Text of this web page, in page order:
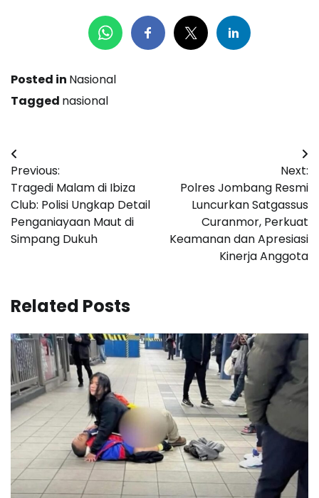
Posted in Nasional
Tagged nasional
Navigasi
pos
Previous:
Tragedi Malam di Ibiza
Club: Polisi Ungkap Detail
Penganiayaan Maut di
Simpang Dukuh
Next:
Polres Jombang Resmi
Luncurkan Satgassus
Curanmor, Perkuat
Keamanan dan Apresiasi
Kinerja Anggota
Related Posts